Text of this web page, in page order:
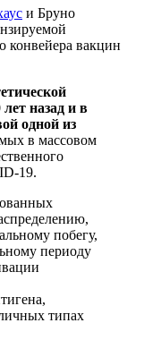
и Бруно
конвейера вакцин
назад и в
одной из
в массовом
19.
побегу,
периоду
типах